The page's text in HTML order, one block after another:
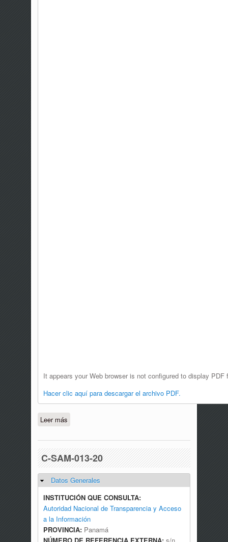
It appears your Web browser is not configured to display
Hacer clic aquí para descargar el archivo PDF.
Leer más
C-SAM-013-20
Ocultar
Datos Generales
INSTITUCIÓN QUE CONSULTA:
Autoridad Nacional de Transparencia y Acceso
a la Información
PROVINCIA: Panamá